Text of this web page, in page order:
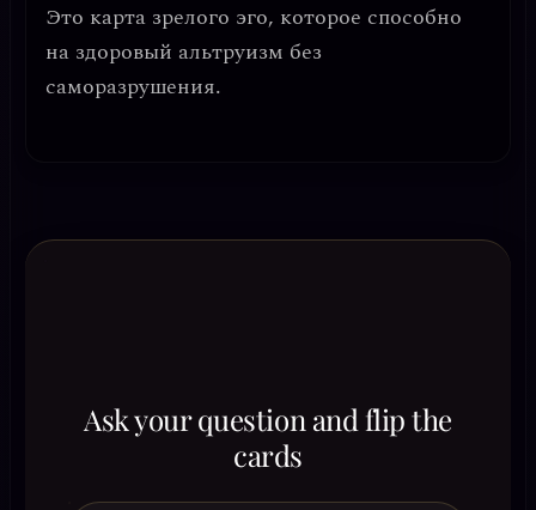
Это карта зрелого эго, которое способно
на здоровый альтруизм без
саморазрушения.
Ask your question and flip the
cards